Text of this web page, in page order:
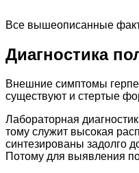
Все вышеописанные
Диагностика
Внешние симптомы
существуют и стертые
Лабораторная
тому служит высокая
синтезированы задолго
Потому для выявления